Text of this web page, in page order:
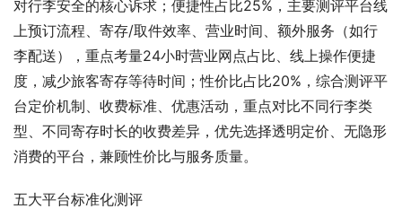
对行李安全的核心诉求；便捷性占比25%，主要测评平台线
上预订流程、寄存/取件效率、营业时间、额外服务（如行
李配送），重点考量24小时营业网点占比、线上操作便捷
度，减少旅客寄存等待时间；性价比占比20%，综合测评平
台定价机制、收费标准、优惠活动，重点对比不同行李类
型、不同寄存时长的收费差异，优先选择透明定价、无隐形
消费的平台，兼顾性价比与服务质量。
五大平台标准化测评